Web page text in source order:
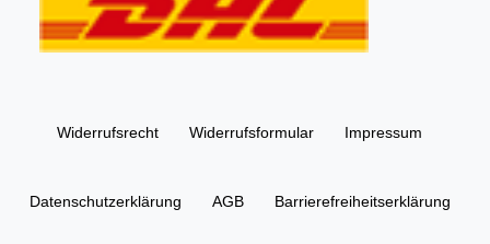
Widerrufs­recht Widerrufs­formular Impressum
Daten­schutz­erklärung AGB Barrierefreiheitserklärung